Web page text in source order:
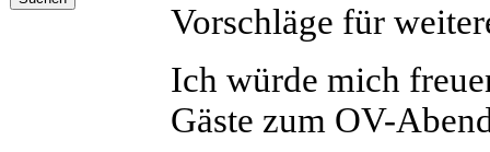
Vorschläge für
Ich würde mich
Gäste zum OV-